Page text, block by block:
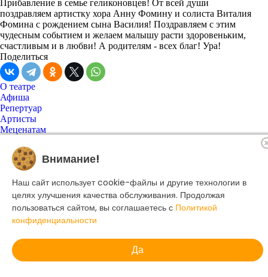
Прибавление в семье геликоновцев! От всей души
поздравляем артистку хора Анну Фомину и солиста Виталия
Фомина с рождением сына Василия! Поздравляем с этим
чудесным событием и желаем малышу расти здоровеньким,
счастливым и в любви! А родителям - всех благ! Ура!
Поделиться
О театре
Афиша
Репертуар
Артисты
Меценатам
Касса театра
Форма поиска
Поиск
© 2025 Музыкальный театр Геликон-опера.
Политика конфиденциальности
Создание сайта -
Сделано в amoCRM
Внимание!
Наш сайт использует cookie-файлы и другие технологии в
целях улучшения качества обслуживания. Продолжая
пользоваться сайтом, вы соглашаетесь с Политикой
конфиденциальности
Да